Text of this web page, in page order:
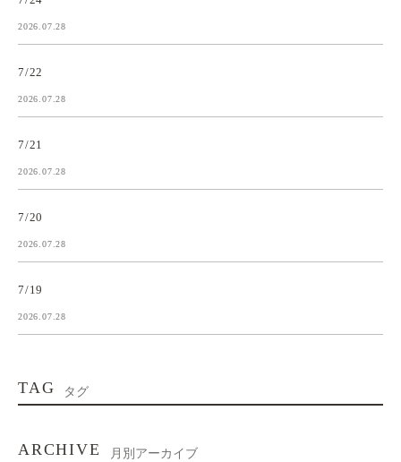
2026.07.28
7/22
2026.07.28
7/21
2026.07.28
7/20
2026.07.28
7/19
2026.07.28
TAG タグ
ARCHIVE 月別アーカイブ